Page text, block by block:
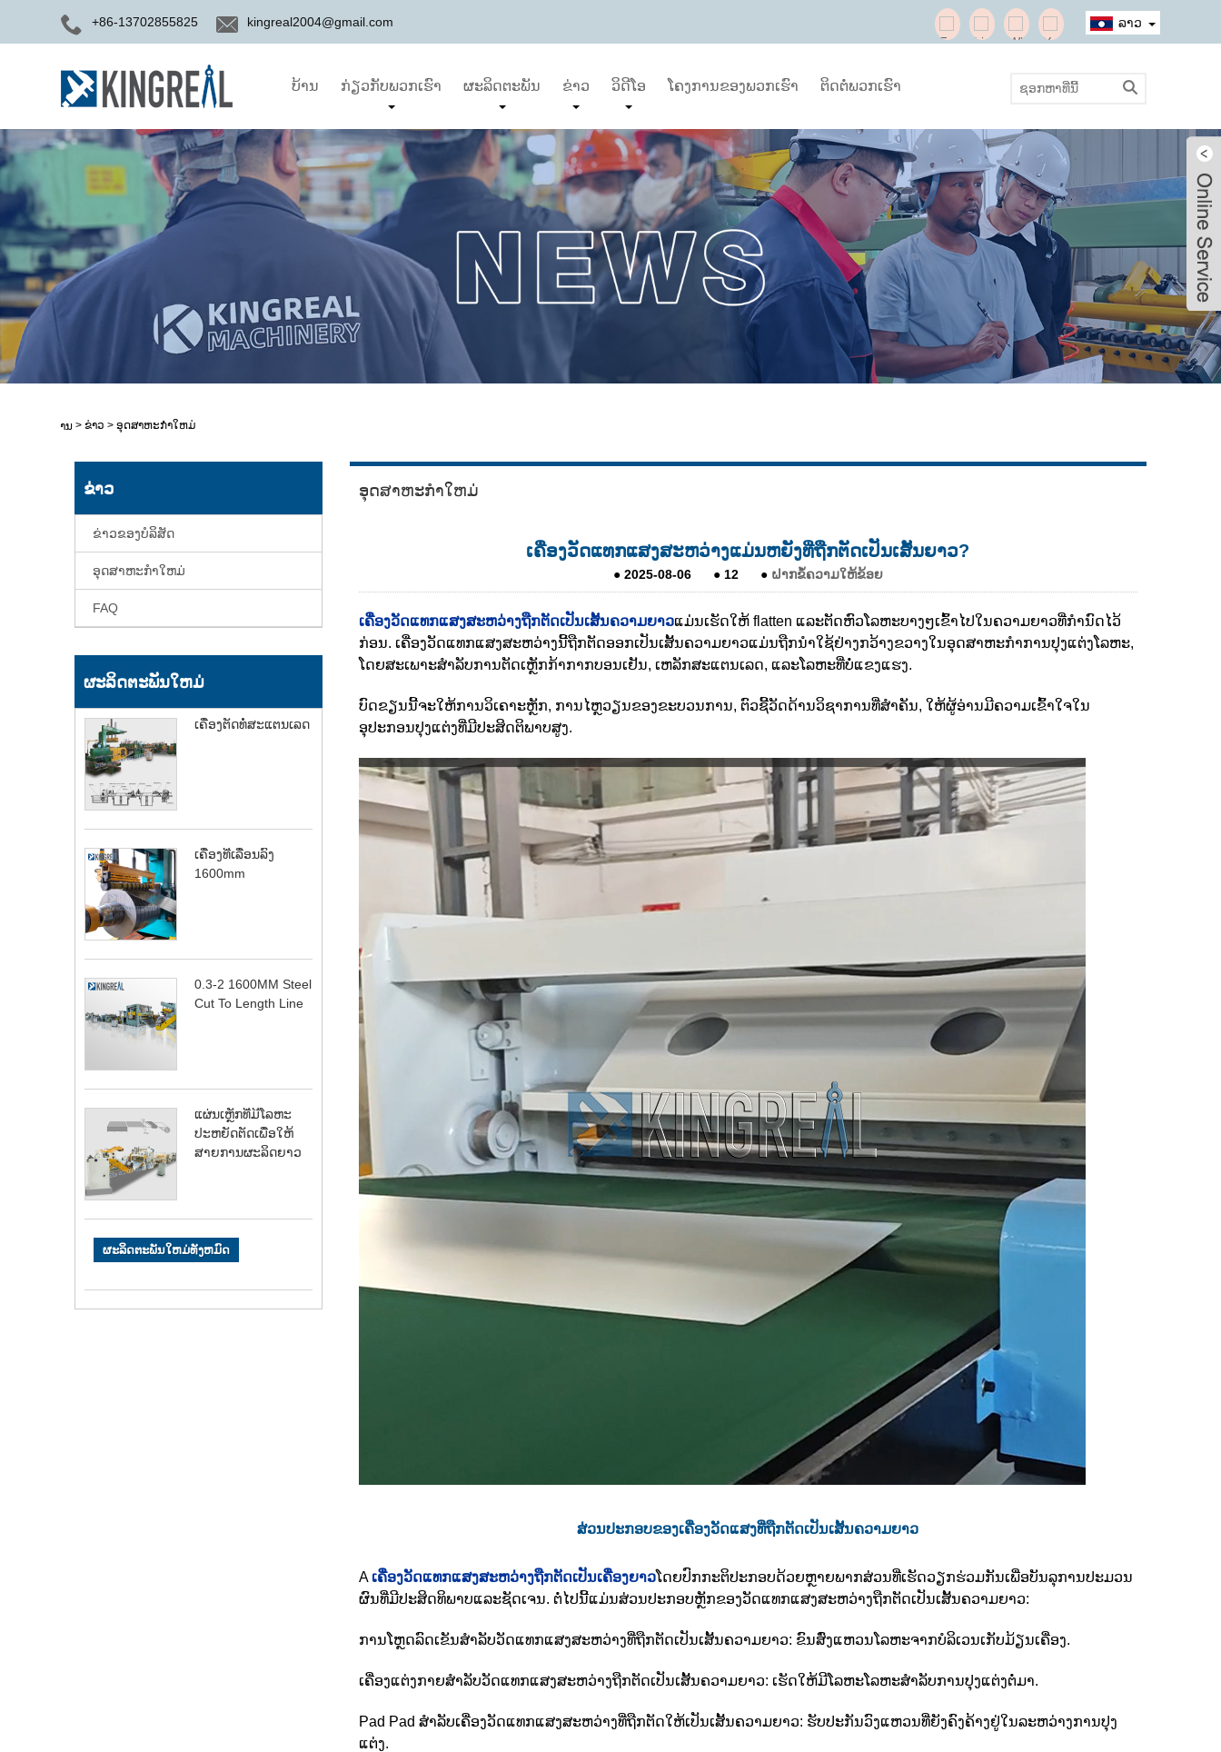
+86-13702855825 kingreal2004@gmail.com ລາວ
ບ້ານ ກ່ຽວກັບພວກເຮົາ ຜະລິດຕະພັນ ຂ່າວ ວິດີໂອ ໂຄງການຂອງພວກເຮົາ ຕິດຕໍ່ພວກເຮົາ
ບ້ານ > ຂ່າວ > ອຸດສາຫະກໍາໃຫມ່
ຂ່າວ
ຂ່າວຂອງບໍລິສັດ
ອຸດສາຫະກໍາໃຫມ່
FAQ
ຜະລິດຕະພັນໃຫມ່
ເຄື່ອງຕັດທໍ່ສະແຕນເລດ
ເຄື່ອງທີ່ເລື່ອນລົງ
1600mm
0.3-2 1600MM Steel
Cut To Length Line
ແຜ່ນເຫຼັກທີ່ມີໂລຫະ
ປະຫຍັດຕັດເພື່ອໃຫ້
ສາຍການຜະລິດຍາວ
ຜະລິດຕະພັນໃຫມ່ທັງຫມົດ
ອຸດສາຫະກໍາໃຫມ່
ເຄື່ອງວັດແທກແສງສະຫວ່າງແມ່ນຫຍັງທີ່ຖືກຕັດເປັນເສັ້ນຍາວ?
● 2025-08-06 ● 12 ● ຝາກຂໍ້ຄວາມໃຫ້ຂ້ອຍ
ເຄື່ອງວັດແທກແສງສະຫວ່າງຖືກຕັດເປັນເສັ້ນຄວາມຍາວແມ່ນເຮັດໃຫ້ flatten ແລະຕັດຫົວໂລຫະບາງໆເຂົ້າໄປໃນຄວາມຍາວທີ່ກໍານົດໄວ້
ກ່ອນ. ເຄື່ອງວັດແທກແສງສະຫວ່າງນີ້ຖືກຕັດອອກເປັນເສັ້ນຄວາມຍາວແມ່ນຖືກນໍາໃຊ້ຢ່າງກວ້າງຂວາງໃນອຸດສາຫະກໍາການປຸງແຕ່ງໂລຫະ,
ໂດຍສະເພາະສໍາລັບການຕັດເຫຼັກກ້າກາກບອນເຢັນ, ເຫລັກສະແຕນເລດ, ແລະໂລຫະທີ່ບໍ່ແຂງແຮງ.
ບົດຂຽນນີ້ຈະໃຫ້ການວິເຄາະຫຼັກ, ການໄຫຼວຽນຂອງຂະບວນການ, ຕົວຊີ້ວັດດ້ານວິຊາການທີ່ສໍາຄັນ, ໃຫ້ຜູ້ອ່ານມີຄວາມເຂົ້າໃຈໃນ
ອຸປະກອນປຸງແຕ່ງທີ່ມີປະສິດຕິພາບສູງ.
ສ່ວນປະກອບຂອງເຄື່ອງວັດແສງທີ່ຖືກຕັດເປັນເສັ້ນຄວາມຍາວ
A ເຄື່ອງວັດແທກແສງສະຫວ່າງຖືກຕັດເປັນເຄື່ອງຍາວໂດຍປົກກະຕິປະກອບດ້ວຍຫຼາຍພາກສ່ວນທີ່ເຮັດວຽກຮ່ວມກັນເພື່ອບັນລຸການປະມວນ
ຜົນທີ່ມີປະສິດທິພາບແລະຊັດເຈນ. ຕໍ່ໄປນີ້ແມ່ນສ່ວນປະກອບຫຼັກຂອງວັດແທກແສງສະຫວ່າງຖືກຕັດເປັນເສັ້ນຄວາມຍາວ:
ການໂຫຼດລົດເຂັນສໍາລັບວັດແທກແສງສະຫວ່າງທີ່ຖືກຕັດເປັນເສັ້ນຄວາມຍາວ: ຂົນສົ່ງແຫວນໂລຫະຈາກບໍລິເວນເກັບມ້ຽນເຄື່ອງ.
ເຄື່ອງແຕ່ງກາຍສໍາລັບວັດແທກແສງສະຫວ່າງຖືກຕັດເປັນເສັ້ນຄວາມຍາວ: ເຮັດໃຫ້ມີໂລຫະໂລຫະສໍາລັບການປຸງແຕ່ງຕໍ່ມາ.
Pad Pad ສໍາລັບເຄື່ອງວັດແທກແສງສະຫວ່າງທີ່ຖືກຕັດໃຫ້ເປັນເສັ້ນຄວາມຍາວ: ຮັບປະກັນວົງແຫວນທີ່ຍັງຄົງຄ້າງຢູ່ໃນລະຫວ່າງການປຸງ
ແຕ່ງ.